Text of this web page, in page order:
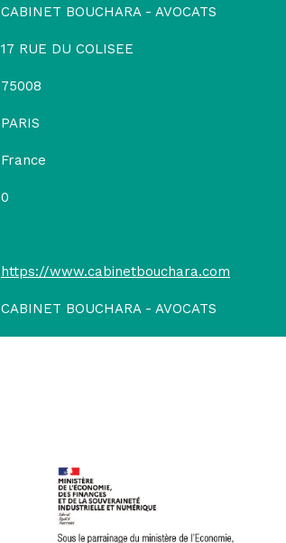
CABINET BOUCHARA - AVOCATS
17 RUE DU COLISEE
75008
PARIS
France
0
https://www.cabinetbouchara.com
CABINET BOUCHARA - AVOCATS